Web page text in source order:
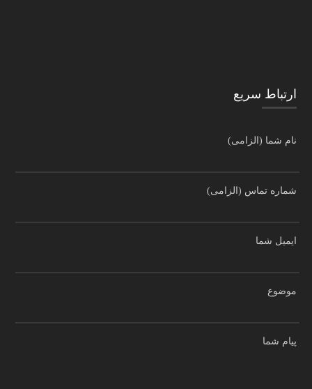
ارتباط سریع
نام شما (الزامی)
شماره تماس (الزامی)
ایمیل شما
موضوع
پیام شما